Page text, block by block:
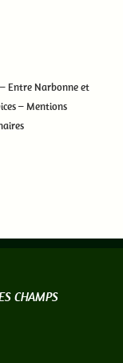
– Entre Narbonne et
–Mentions
CHAMPS